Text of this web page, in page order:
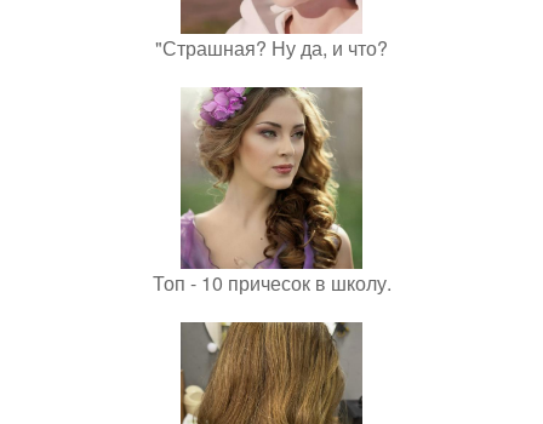
"Страшная? Ну да, и что?
Топ - 10 причесок в школу.